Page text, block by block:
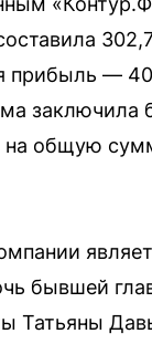
прибыль —
заключила
на общую
бывшей
Татьяны